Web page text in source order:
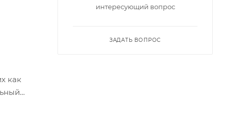
как
интересующий вопрос
ЗАДАТЬ ВОПРОС